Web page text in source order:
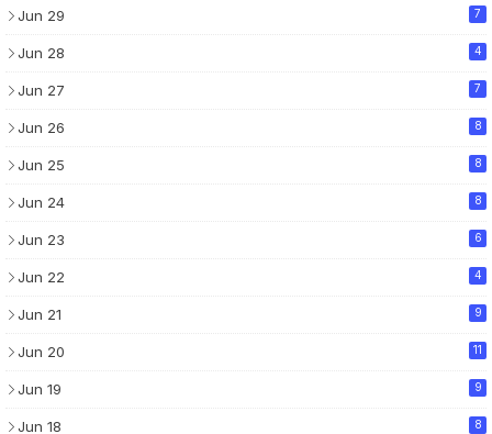
Jun 29 7
Jun 28 4
Jun 27 7
Jun 26 8
Jun 25 8
Jun 24 8
Jun 23 6
Jun 22 4
Jun 21 9
Jun 20 11
Jun 19 9
Jun 18 8